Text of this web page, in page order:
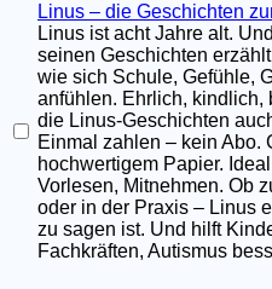
Linus – die Geschichten
Linus ist acht Jahre alt.
seinen Geschichten
wie sich Schule, Gefühle,
anfühlen. Ehrlich, kindlich,
die Linus-Geschichten
Einmal zahlen – kein Abo.
hochwertigem Papier.
Vorlesen, Mitnehmen. Ob
oder in der Praxis – Linus
zu sagen ist. Und hilft
Fachkräften, Autismus